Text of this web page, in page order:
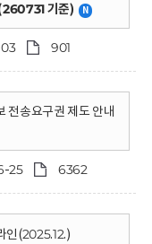
기준) N
901
전송요구권 제도 안내
25 6362
인(2025.12.)